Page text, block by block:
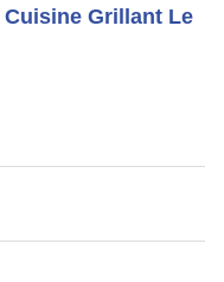
Cuisine Grillant Le